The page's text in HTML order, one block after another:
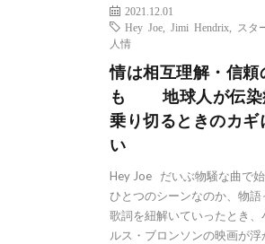
2021.12.01
Hey Joe
Jimi Hendrix スタ
人情
情は相互理解・信
も 地球人が伝染
乗り切るときのカ
い
Hey Joe だいぶ物騒な曲で
ひとつのシーンなのか、物
歌詞を紐解いていったとき
ルス・ブロンソンの映画が浮